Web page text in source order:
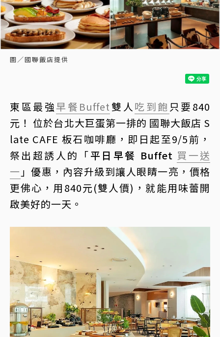
圖／國聯飯店提供
東區最強早餐 Buffet雙人 吃到飽 只要840
元！ 位於台北大巨蛋第一排的 國聯大飯店 S
late CAFE 板石咖啡廳，即日起至9/5前，
祭出超誘人的「平日早餐 Buffet 買一送
一 」優惠，內容升級到讓人眼睛一亮，價格
更佛心，用840元(雙人價)，就能用味蕾開
啟美好的一天。